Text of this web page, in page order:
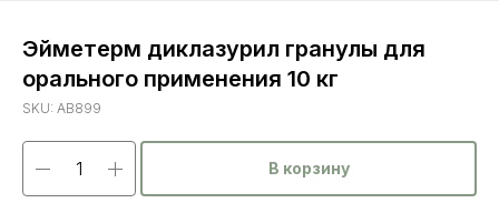
Эйметерм диклазурил гранулы для
орального применения 10 кг
SKU: AB899
В корзину